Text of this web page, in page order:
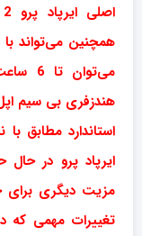
همچنین می‌تواند با
استاندارد مطابق
مزیت دیگری برای